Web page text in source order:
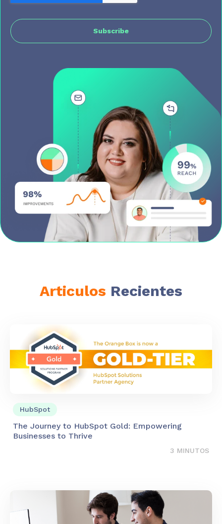
Articulos Recientes
HubSpot
The Journey to HubSpot Gold: Empowering
Businesses to Thrive
3 MINUTOS